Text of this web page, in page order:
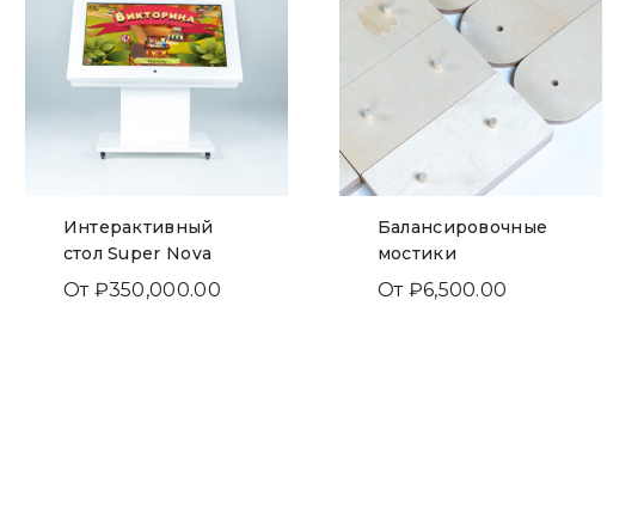
Интерактивный
стол Super Nova
От ₽350,000.00
Балансировочные
мостики
От ₽6,500.00